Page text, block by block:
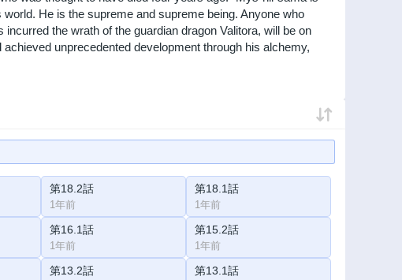
He is the supreme and supreme being. Anyone who
the wrath of the guardian dragon Valitora, will be on
unprecedented development through his alchemy,
第18.2話
1年前
第18.1話
1年前
第16.1話
1年前
第15.2話
1年前
第13.2話 第13.1話